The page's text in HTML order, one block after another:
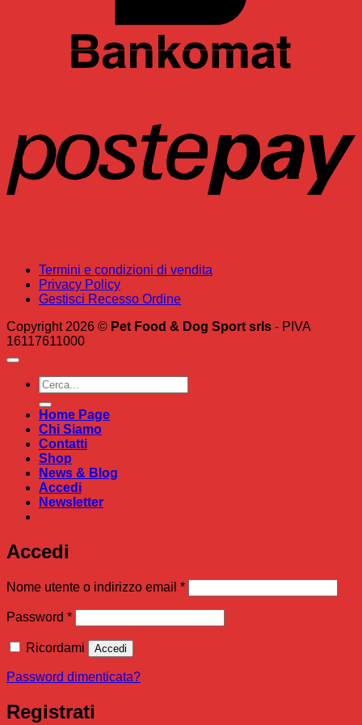
Termini e condizioni di vendita
Privacy Policy
Gestisci Recesso Ordine
Copyright 2026 © Pet Food & Dog Sport srls - PIVA
16117611000
Cerca:
Home Page
Chi Siamo
Contatti
Shop
News & Blog
Accedi
Newsletter
Accedi
Nome utente o indirizzo email *Richiesto
Password *Richiesto
Ricordami Accedi
Password dimenticata?
Registrati